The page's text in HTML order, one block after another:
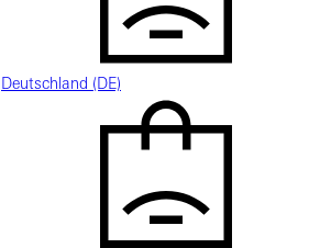
Deutschland (DE)